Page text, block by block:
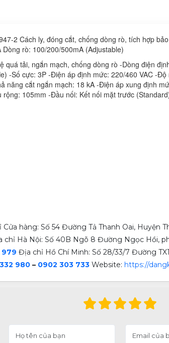
2 Cách ly, đóng cắt, chống dòng rò, tích hợp
rò: 100/200/500mA (Adjustable)
quá tải, ngắn mạch, chống dòng rò -Dòng điện
-Số cực: 3P -Điện áp định mức: 220/460 VAC -Độ
năng cắt ngắn mạch: 18 kA -Điện áp xung định
105mm -Đầu nối: Kết nối mặt trước
hàng: Số 54 Đường Tả Thanh Oai, Huyện
chỉ Hà Nội: Số 40B Ngõ 8 Đường Ngọc Hồi,
979 Địa chỉ Hồ Chí Minh: Số 28/33/7 Đường
980– 0902 303 733 Website: https://